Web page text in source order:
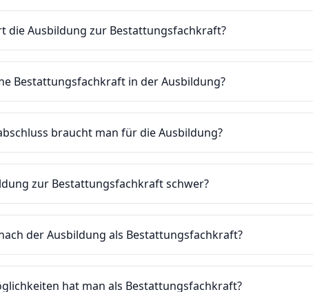
die Ausbildung zur Bestattungsfachkraft?
Bestattungsfachkraft in der Ausbildung?
braucht man für die Ausbildung?
zur Bestattungsfachkraft schwer?
der Ausbildung als Bestattungsfachkraft?
hat man als Bestattungsfachkraft?